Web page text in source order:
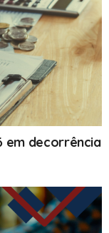
em decorrência